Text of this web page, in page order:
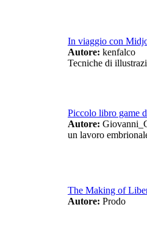
In viaggio con
Autore: kenfalco
Tecniche di
Piccolo libro game
Autore:
un lavoro
The Making of
Autore: Prodo